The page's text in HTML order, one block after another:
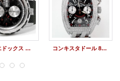
EDOX エドックス アフターダイヤ グランドオーシャン クロノグラフ 黒 01121-357N-NIN-R コンキスタドール 8005CC クロノグラフ アフターダイヤ